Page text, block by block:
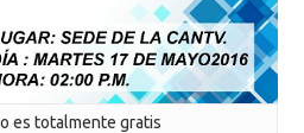
es totalmente gratis